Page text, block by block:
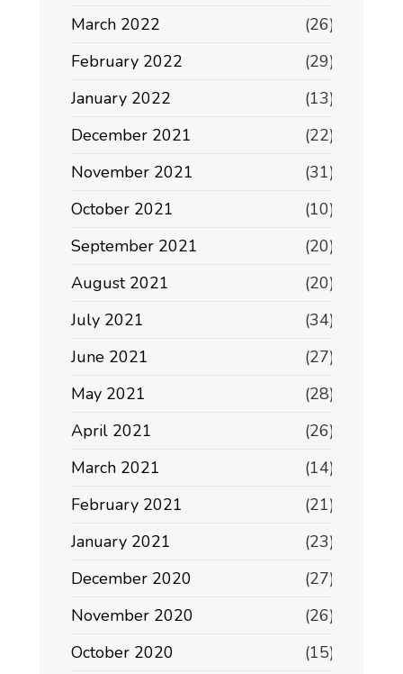
March 2022
(26)
February 2022
(29)
January 2022
(13)
December 2021
(22)
November 2021
(31)
October 2021
(10)
September 2021
(20)
August 2021
(20)
July 2021
(34)
June 2021
(27)
May 2021
(28)
April 2021
(26)
March 2021
(14)
February 2021
(21)
January 2021
(23)
December 2020
(27)
November 2020
(26)
October 2020
(15)